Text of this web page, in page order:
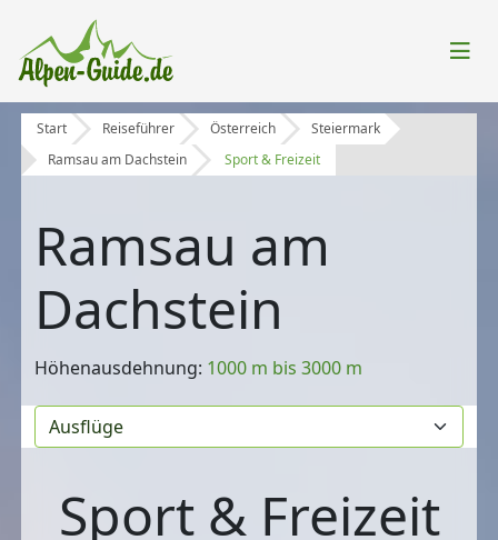
Start Reiseführer Österreich
Steiermark
Ramsau am Dachstein
Sport & Freizeit
Ramsau am
Dachstein
Höhenausdehnung: 1000 m bis 3000 m
Sport & Freizeit